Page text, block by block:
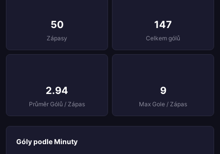
50
Zápasy
147
Celkem gólů
2.94
Průměr Gólů / Zápas
9
Max Gole / Zápas
Góly podle Minuty